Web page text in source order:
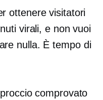
ottenere visitatori
virali, e non vuoi
nulla. È tempo di
comprovato